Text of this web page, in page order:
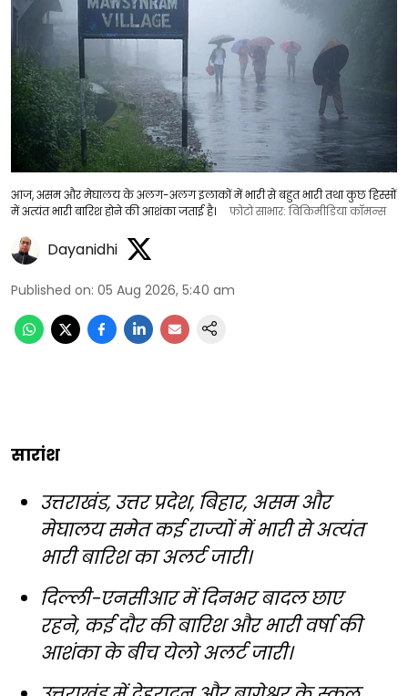
आज, असम और मेघालय के अलग-अलग इलाकों में भारी से बहुत भारी तथा कुछ हिस्सों
में अत्यंत भारी बारिश होने की आशंका जताई है।
फोटो साभार: विकिमीडिया कॉमन्स
Dayanidhi
Published on: 05 Aug 2026, 5:40 am
सारांश
उत्तराखंड, उत्तर प्रदेश, बिहार, असम और
मेघालय समेत कई राज्यों में भारी से अत्यंत
भारी बारिश का अलर्ट जारी।
दिल्ली-एनसीआर में दिनभर बादल छाए
रहने, कई दौर की बारिश और भारी वर्षा की
आशंका के बीच येलो अलर्ट जारी।